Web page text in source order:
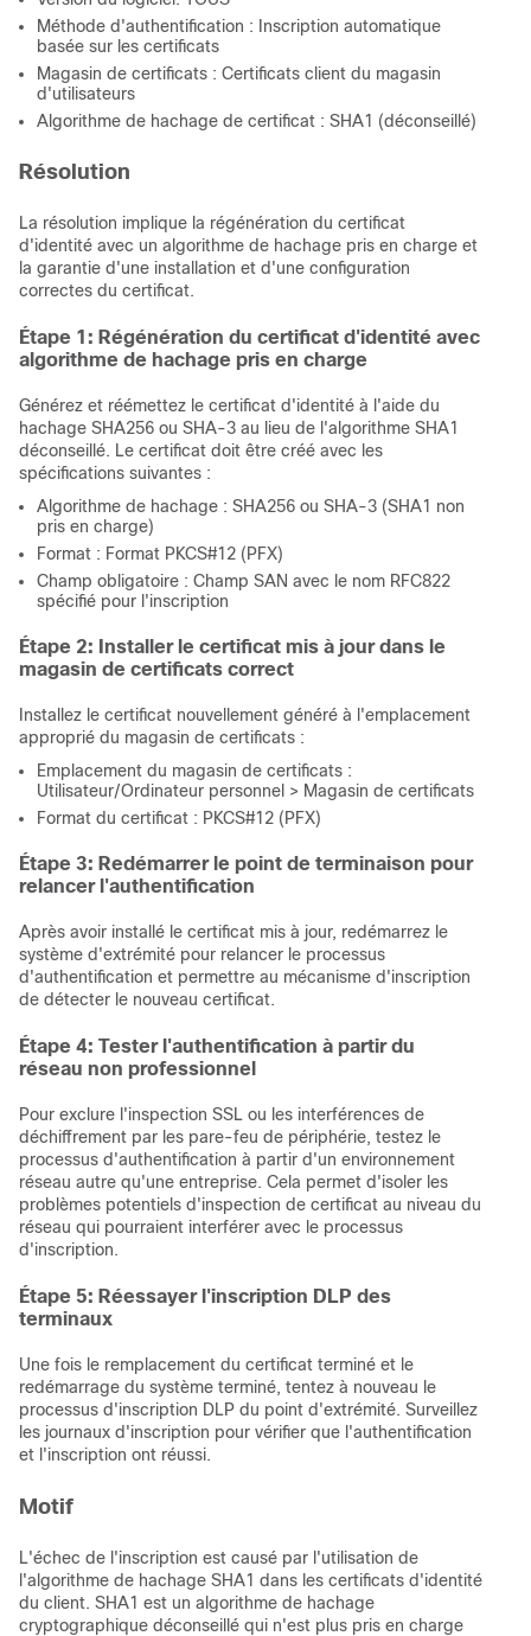
Méthode d'authentification : Inscription automatique
basée sur les certificats
Magasin de certificats : Certificats client du magasin
d'utilisateurs
Algorithme de hachage de certificat : SHA1 (déconseillé)
Résolution
La résolution implique la régénération du certificat
d'identité avec un algorithme de hachage pris en charge et
la garantie d'une installation et d'une configuration
correctes du certificat.
Étape 1: Régénération du certificat d'identité avec
algorithme de hachage pris en charge
Générez et réémettez le certificat d'identité à l'aide du
hachage SHA256 ou SHA-3 au lieu de l'algorithme SHA1
déconseillé. Le certificat doit être créé avec les
spécifications suivantes :
Algorithme de hachage : SHA256 ou SHA-3 (SHA1 non
pris en charge)
Format : Format PKCS#12 (PFX)
Champ obligatoire : Champ SAN avec le nom RFC822
spécifié pour l'inscription
Étape 2: Installer le certificat mis à jour dans le
magasin de certificats correct
Installez le certificat nouvellement généré à l'emplacement
approprié du magasin de certificats :
Emplacement du magasin de certificats :
Utilisateur/Ordinateur personnel > Magasin de certificats
Format du certificat : PKCS#12 (PFX)
Étape 3: Redémarrer le point de terminaison pour
relancer l'authentification
Après avoir installé le certificat mis à jour, redémarrez le
système d'extrémité pour relancer le processus
d'authentification et permettre au mécanisme d'inscription
de détecter le nouveau certificat.
Étape 4: Tester l'authentification à partir du
réseau non professionnel
Pour exclure l'inspection SSL ou les interférences de
déchiffrement par les pare-feu de périphérie, testez le
processus d'authentification à partir d'un environnement
réseau autre qu'une entreprise. Cela permet d'isoler les
problèmes potentiels d'inspection de certificat au niveau du
réseau qui pourraient interférer avec le processus
d'inscription.
Étape 5: Réessayer l'inscription DLP des
terminaux
Une fois le remplacement du certificat terminé et le
redémarrage du système terminé, tentez à nouveau le
processus d'inscription DLP du point d'extrémité. Surveillez
les journaux d'inscription pour vérifier que l'authentification
et l'inscription ont réussi.
Motif
L'échec de l'inscription est causé par l'utilisation de
l'algorithme de hachage SHA1 dans les certificats d'identité
du client. SHA1 est un algorithme de hachage
cryptographique déconseillé qui n'est plus pris en charge